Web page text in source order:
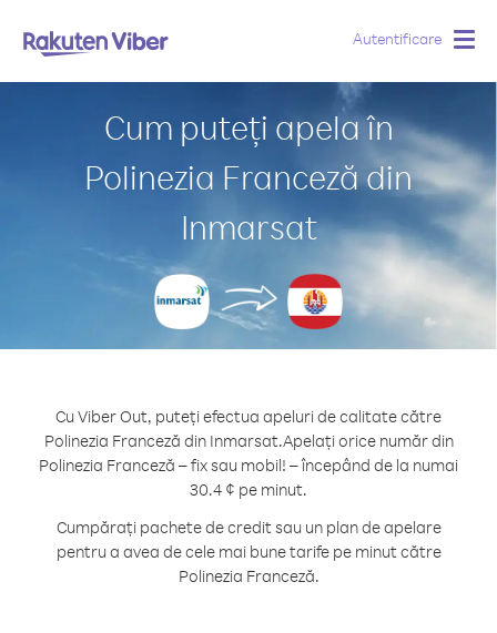
Autentificare
Cum puteți apela în
Polinezia Franceză din
Inmarsat
Cu Viber Out, puteți efectua apeluri de calitate către
Polinezia Franceză din Inmarsat.Apelați orice număr din
Polinezia Franceză – fix sau mobil! – începând de la numai
30.4 ¢ pe minut.
Cumpărați pachete de credit sau un plan de apelare
pentru a avea de cele mai bune tarife pe minut către
Polinezia Franceză.